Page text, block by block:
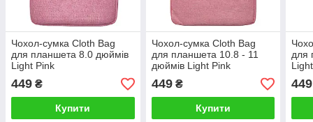
Чохол-сумка Cloth Bag
для планшета 8.0 дюймів
Light Pink
449 ₴
Купити
Чохол-сумка Cloth Bag
для планшета 10.8 - 11
дюймів Light Pink
449₴
Купити
для
449